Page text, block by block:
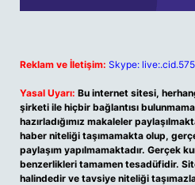
Reklam ve İletişim: Skype:
Yasal Uyarı: Bu internet sitesi,
şirketi ile hiçbir bağlantısı
hazırladığımız makaleler
haber niteliği taşımamakta olup,
paylaşım yapılmamaktadır. Gerçek
benzerlikleri tamamen tesadüfidir.
halindedir ve tavsiye niteliği